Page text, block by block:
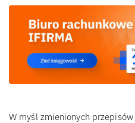
W myśl zmienionych